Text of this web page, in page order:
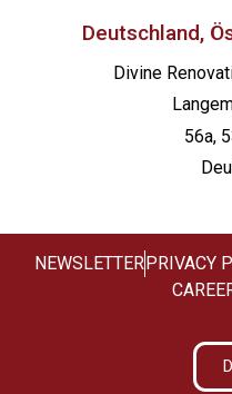
Deutschland,
Divine
56a,
NEWSLETTERPRIVACY